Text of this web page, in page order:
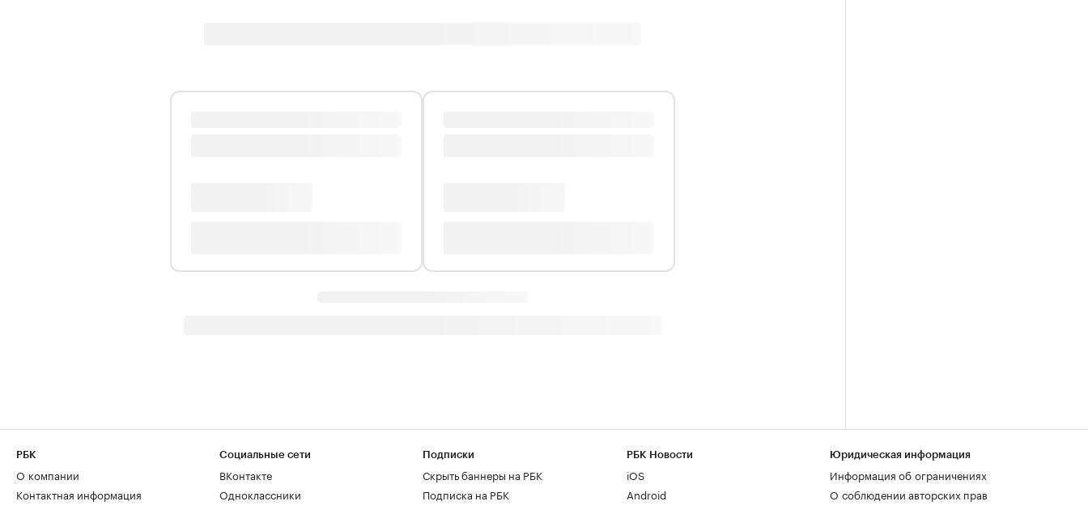
РБК
О компании
Контактная информация
Социальные сети
ВКонтакте
Одноклассники
Подписки
Скрыть баннеры на РБК
Подписка на РБК
РБК Новости
iOS
Android
Юридическая информация
Информация об ограничениях
О соблюдении авторских прав